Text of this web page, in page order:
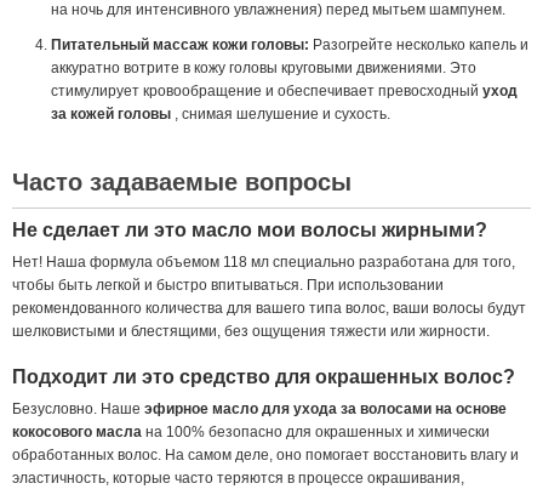
на ночь для интенсивного увлажнения) перед мытьем шампунем.
Питательный массаж кожи головы: Разогрейте несколько капель и
аккуратно вотрите в кожу головы круговыми движениями. Это
стимулирует кровообращение и обеспечивает превосходный уход
за кожей головы , снимая шелушение и сухость.
Часто задаваемые вопросы
Не сделает ли это масло мои волосы жирными?
Нет! Наша формула объемом 118 мл специально разработана для того,
чтобы быть легкой и быстро впитываться. При использовании
рекомендованного количества для вашего типа волос, ваши волосы будут
шелковистыми и блестящими, без ощущения тяжести или жирности.
Подходит ли это средство для окрашенных волос?
Безусловно. Наше эфирное масло для ухода за волосами на основе
кокосового масла на 100% безопасно для окрашенных и химически
обработанных волос. На самом деле, оно помогает восстановить влагу и
эластичность, которые часто теряются в процессе окрашивания,